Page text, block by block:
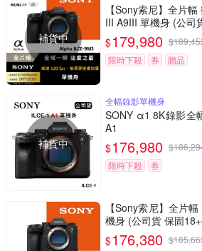
補貨中
【Sony索尼】全片
III A9III 單機身 (公司
$179,980 $
限時下殺
券 贈品
補貨中
全幅錄影單機身
SONY α1 8K錄影全
A1
$176,980 $
限時下殺
券
【Sony索尼】全片
機身 (公司貨 保固
$176,380 $